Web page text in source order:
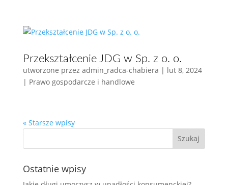
Przekształcenie JDG w Sp. z o. o.
utworzone przez admin_radca-chabiera | lut 8, 2024
| Prawo gospodarcze i handlowe
« Starsze wpisy
Ostatnie wpisy